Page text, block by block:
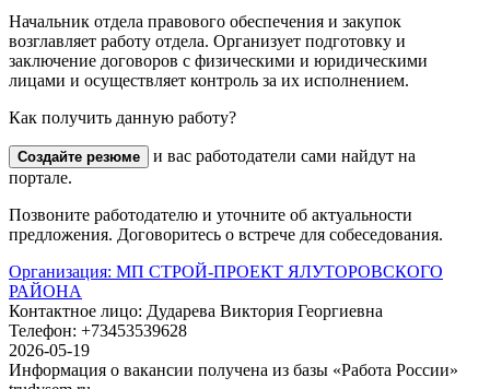
Начальник отдела правового обеспечения и закупок
возглавляет работу отдела. Организует подготовку и
заключение договоров с физическими и юридическими
лицами и осуществляет контроль за их исполнением.
Как получить данную работу?
Создайте резюме
и вас работодатели сами найдут на
портале.
Позвоните работодателю и уточните об актуальности
предложения. Договоритесь о встрече для собеседования.
Организация: МП СТРОЙ-ПРОЕКТ ЯЛУТОРОВСКОГО
РАЙОНА
Контактное лицо: Дударева Виктория Георгиевна
Телефон: +73453539628
2026-05-19
Информация о вакансии получена из базы «Работа России»